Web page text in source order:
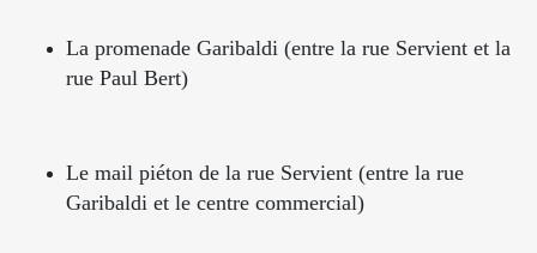
La promenade Garibaldi (entre la rue Servient et la
rue Paul Bert)
Le mail piéton de la rue Servient (entre la rue
Garibaldi et le centre commercial)